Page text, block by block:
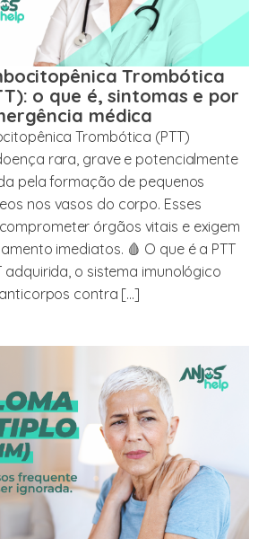
Trombótica
o que é, sintomas e por
médica
Trombótica (PTT)
rara, grave e potencialmente
pela formação de pequenos
nos vasos do corpo. Esses
órgãos vitais e exigem
imediatos. 🩸 O que é a PTT
adquirida, o sistema imunológico
contra […]